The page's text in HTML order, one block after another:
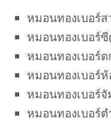
หมอนทองเบอร์
หมอนทองเบอร์
หมอนทองเบอร์
หมอนทองเบอร์
หมอนทองเบอร์
หมอนทองเบอร์